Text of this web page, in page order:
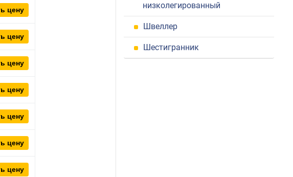
цену
цену
цену
цену
цену
цену
цену
низколегированный
Швеллер
Шестигранник